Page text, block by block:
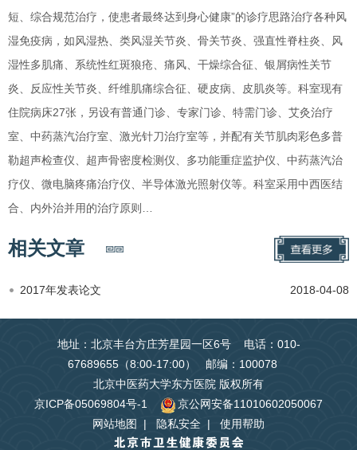
短、综合规范治疗，使患者最终达到身心健康”的诊疗思路治疗各种风
湿免疫病，如风湿热、类风湿关节炎、骨关节炎、强直性脊柱炎、风
湿性多肌痛、系统性红斑狼疮、痛风、干燥综合征、银屑病性关节
炎、反应性关节炎、纤维肌痛综合征、硬皮病、皮肌炎等。科室现有
住院病床27张，另设有普通门诊、专家门诊、特需门诊、艾灸治疗
室、中药蒸汽治疗室、激光针刀治疗室等，并配有关节肌肉彩色多普
勒超声检查仪、超声骨密度检测仪、多功能重症监护仪、中药蒸汽治
疗仪、微电脑疼痛治疗仪、半导体激光照射仪等。科室采用中西医结
合、内外治并用的治疗原则…
相关文章
2018-04-08
2017年发表论文
地址：北京丰台方庄芳星园一区6号 电话：010-
67689655（8:00-17:00） 邮编：100078
北京中医药大学东方医院 版权所有
京ICP备05069804号-1
京公网安备11010602050067
网站地图
| 隐私安全 | 使用帮助